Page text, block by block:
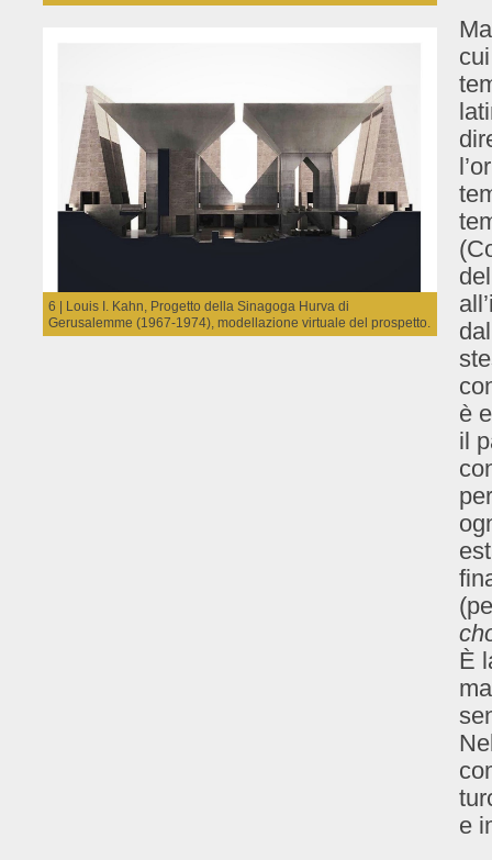
6 | Louis I. Kahn, Progetto della Sinagoga Hurva di
Gerusalemme (1967-1974), modellazione virtuale del prospetto.
è
il
È
e